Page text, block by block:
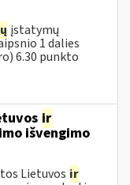
įstatymų
1 dalies
6.30 punkto
ir
išvengimo
Lietuvos ir